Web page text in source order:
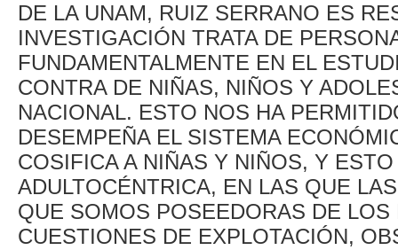
DE LA UNAM, RUIZ SERRANO ES
INVESTIGACIÓN TRATA DE
FUNDAMENTALMENTE EN EL
CONTRA DE NIÑAS, NIÑOS Y
NACIONAL. ESTO NOS HA
DESEMPEÑA EL SISTEMA
COSIFICA A NIÑAS Y NIÑOS, Y
ADULTOCÉNTRICA, EN LAS QUE
QUE SOMOS POSEEDORAS DE
CUESTIONES DE EXPLOTACIÓN,